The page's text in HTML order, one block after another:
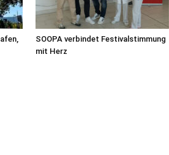
SOOPA verbindet Festivalstimmung
mit Herz